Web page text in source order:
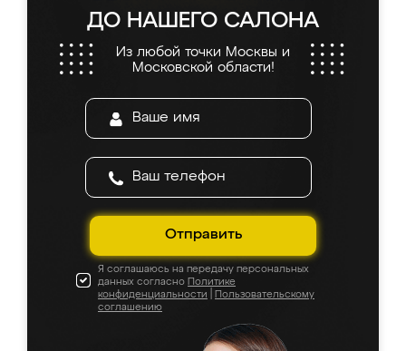
ДО НАШЕГО САЛОНА
Из любой точки Москвы и
Московской области!
Отправить
Я соглашаюсь на передачу персональных
данных согласно Политике
конфиденциальности
Пользовательскому
соглашению